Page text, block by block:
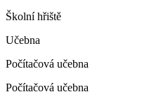
Školní hřiště
Učebna
Počítačová učebna
Počítačová učebna